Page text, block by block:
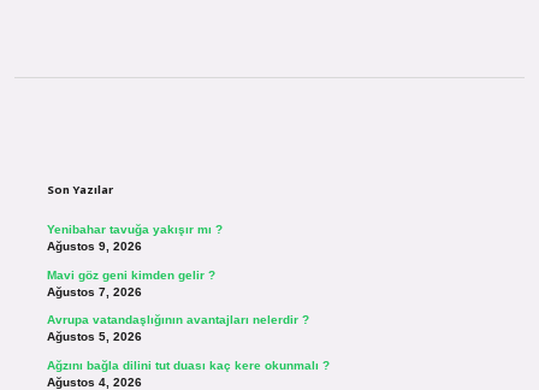
Son Yazılar
Yenibahar tavuğa yakışır mı ?
Ağustos 9, 2026
Mavi göz geni kimden gelir ?
Ağustos 7, 2026
Avrupa vatandaşlığının avantajları nelerdir ?
Ağustos 5, 2026
Ağzını bağla dilini tut duası kaç kere okunmalı ?
Ağustos 4, 2026